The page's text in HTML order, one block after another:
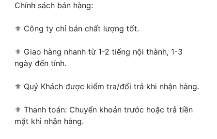
Chính sách bán hàng:
⚜ ️Công ty chỉ bán chất lượng tốt.
⚜ Giao hàng nhanh từ 1-2 tiếng nội thành, 1-3
ngày đến tỉnh.
⚜ Quý Khách được kiểm tra/đổi trả khi nhận hàng.
⚜ Thanh toán: Chuyển khoản trước hoặc trả tiền
mặt khi nhận hàng.